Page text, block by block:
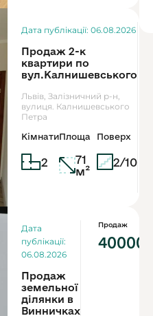
Дата публікації: 06.08.2026
Продаж 2-к
квартири по
вул.Калнишевського
Львів, Залізничний р-н,
вулиця. Калнишевського
Петра
Кімнати
2
Площа
71
м²
Поверх
2/10
Дата
публікації:
06.08.2026
Продаж
земельної
ділянки в
Винничках
Продаж